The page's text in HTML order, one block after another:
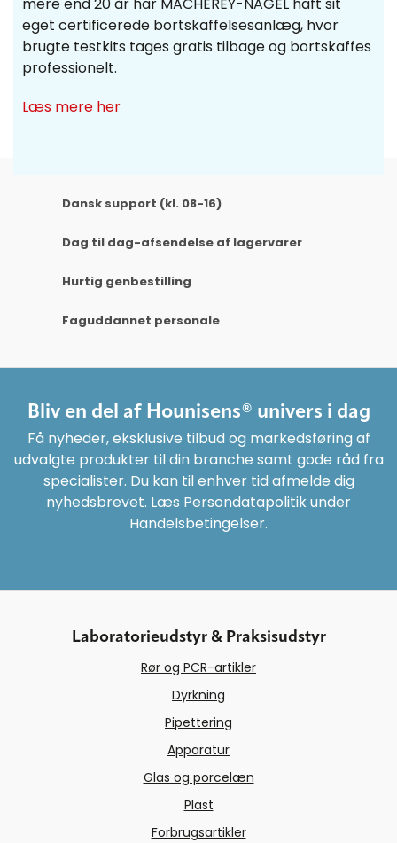
mere end 20 år har MACHEREY-NAGEL haft sit
eget certificerede bortskaffelsesanlæg, hvor
brugte testkits tages gratis tilbage og bortskaffes
professionelt.
Læs mere her
Dansk support (kl. 08-16)
Dag til dag-afsendelse af lagervarer
Hurtig genbestilling
Faguddannet personale
Bliv en del af Hounisens® univers i dag
Få nyheder, eksklusive tilbud og markedsføring af
udvalgte produkter til din branche samt gode råd fra
specialister. Du kan til enhver tid afmelde dig
nyhedsbrevet. Læs Persondatapolitik under
Handelsbetingelser.
Laboratorieudstyr & Praksisudstyr
Rør og PCR-artikler
Dyrkning
Pipettering
Apparatur
Glas og porcelæn
Plast
Forbrugsartikler